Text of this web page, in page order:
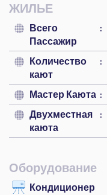
ЖИЛЬЕ
Всего
Пассажир
Количество
кают
Мастер Каюта
Двухместная
каюта
Оборудование
Кондиционер